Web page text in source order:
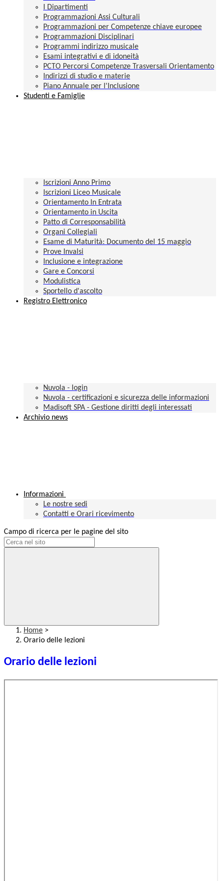
I Dipartimenti
Programmazioni Assi Culturali
Programmazioni per Competenze chiave europee
Programmazioni Disciplinari
Programmi indirizzo musicale
Esami integrativi e di idoneità
PCTO Percorsi Competenze Trasversali Orientamento
Indirizzi di studio e materie
Piano Annuale per l'Inclusione
Studenti e Famiglie
Iscrizioni Anno Primo
Iscrizioni Liceo Musicale
Orientamento In Entrata
Orientamento in Uscita
Patto di Corresponsabilità
Organi Collegiali
Esame di Maturità: Documento del 15 maggio
Prove Invalsi
Inclusione e integrazione
Gare e Concorsi
Modulistica
Sportello d'ascolto
Registro Elettronico
Nuvola - login
Nuvola - certificazioni e sicurezza delle informazioni
Madisoft SPA - Gestione diritti degli interessati
Archivio news
Informazioni
Le nostre sedi
Contatti e Orari ricevimento
Campo di ricerca per le pagine del sito
Home >
Orario delle lezioni
Orario delle lezioni